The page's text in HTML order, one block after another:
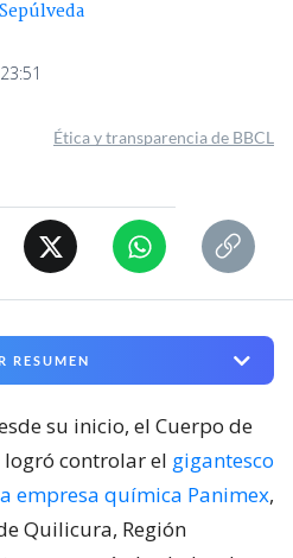
Ética y transparencia de BBCL
RESUMEN
su inicio, el Cuerpo de
controlar el gigantesco
empresa química Panimex,
Quilicura, Región